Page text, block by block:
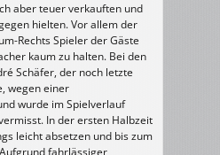
aber teuer verkauften und
hielten. Vor allem der
Rechts Spieler der Gäste
kaum zu halten. Bei den
Schäfer, der noch letzte
wegen einer
wurde im Spielverlauf
In der ersten Halbzeit
leicht absetzen und bis zum
fahrlässiger